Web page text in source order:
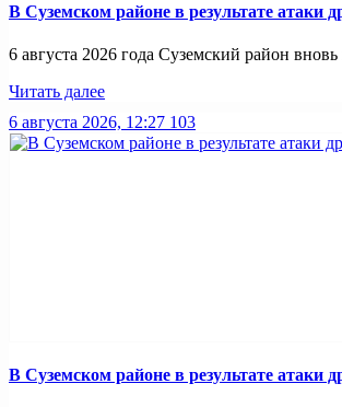
В Суземском районе в результате атаки
6 августа 2026 года Суземский район
Читать далее
6 августа 2026, 12:27 103
В Суземском районе в результате атаки